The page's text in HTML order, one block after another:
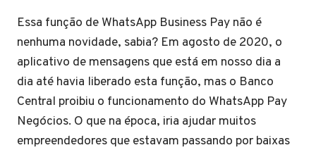
Essa função de WhatsApp Business Pay não é
nenhuma novidade, sabia? Em agosto de 2020, o
aplicativo de mensagens que está em nosso dia a
dia até havia liberado esta função, mas o Banco
Central proibiu o funcionamento do WhatsApp Pay
Negócios. O que na época, iria ajudar muitos
empreendedores que estavam passando por baixas